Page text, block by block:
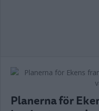
Planerna för